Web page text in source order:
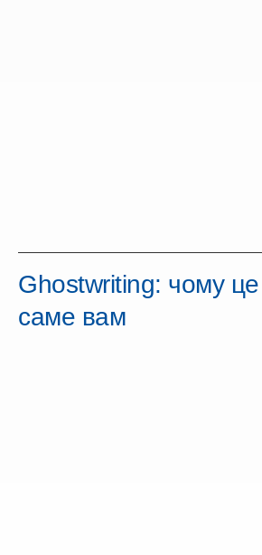
Ghostwriting: чому
саме вам